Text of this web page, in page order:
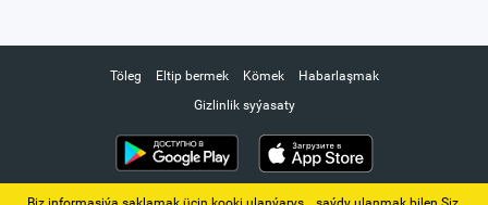
Töleg Eltip bermek Kömek
Habarlaşmak
Gizlinlik syýasaty